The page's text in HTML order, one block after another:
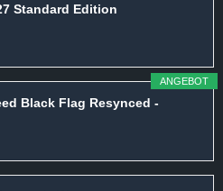
Standard Edition
ANGEBOT
Black Flag Resynced -